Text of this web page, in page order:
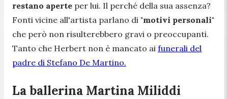
restano aperte per lui. Il perché della sua assenza?
Fonti vicine all'artista parlano di "motivi personali"
che però non risulterebbero gravi o preoccupanti.
Tanto che Herbert non è mancato ai funerali del
padre di Stefano De Martino.
La ballerina Martina Miliddi